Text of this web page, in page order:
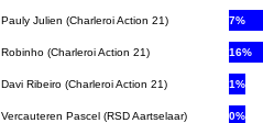
Pauly Julien (Charleroi Action 21) 7%
Robinho (Charleroi Action 21) 16%
Davi Ribeiro (Charleroi Action 21) 1%
Vercauteren Pascel (RSD Aartselaar) 0%